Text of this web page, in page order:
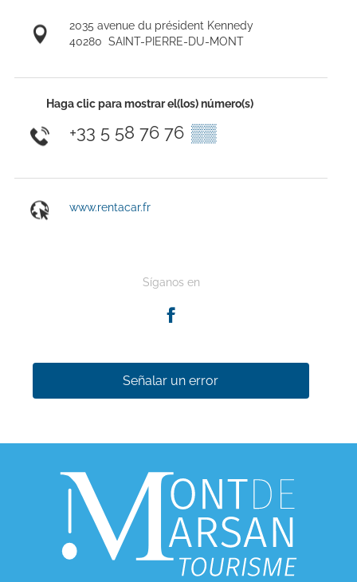
2035 avenue du président Kennedy
40280 SAINT-PIERRE-DU-MONT
Haga clic para mostrar el(los) número(s)
+33 5 58 76 76 ▒▒
www.rentacar.fr
Síganos en
Señalar un error